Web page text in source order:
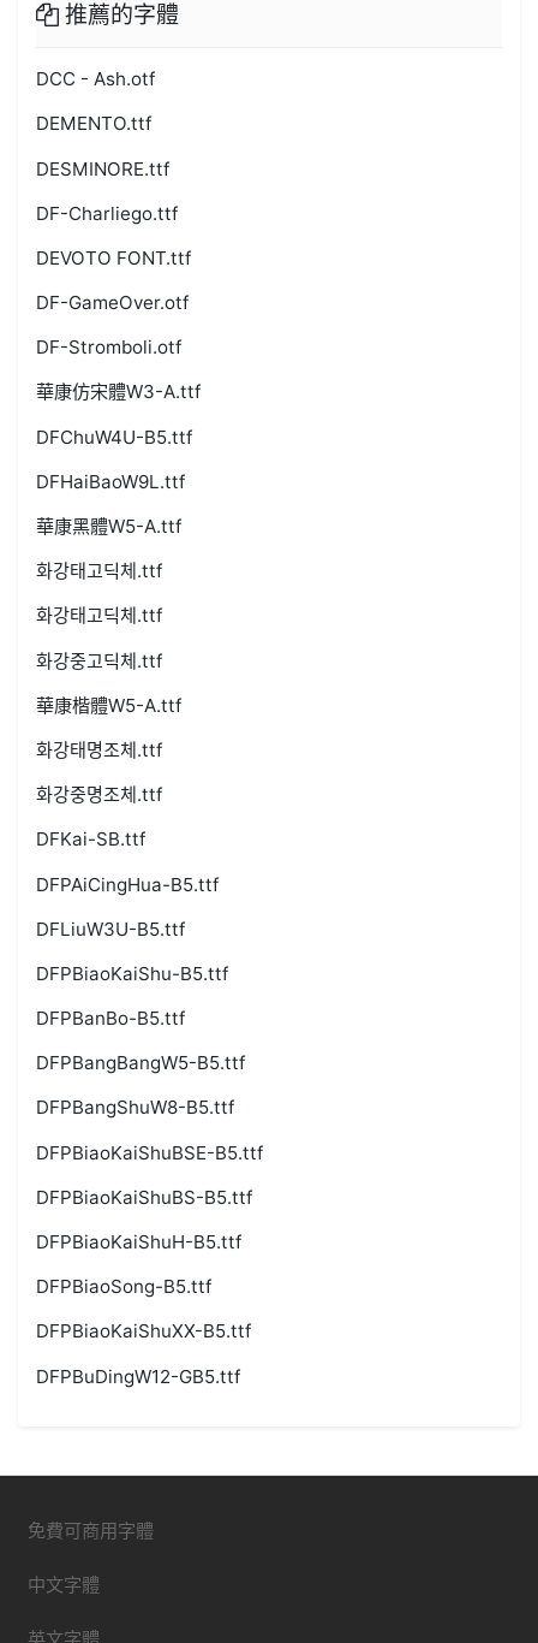
推薦的字體
DCC - Ash.otf
DEMENTO.ttf
DESMINORE.ttf
DF-Charliego.ttf
DEVOTO FONT.ttf
DF-GameOver.otf
DF-Stromboli.otf
華康仿宋體W3-A.ttf
DFChuW4U-B5.ttf
DFHaiBaoW9L.ttf
華康黑體W5-A.ttf
화강태고딕체.ttf
화강태고딕체.ttf
화강중고딕체.ttf
華康楷體W5-A.ttf
화강태명조체.ttf
화강중명조체.ttf
DFKai-SB.ttf
DFPAiCingHua-B5.ttf
DFLiuW3U-B5.ttf
DFPBiaoKaiShu-B5.ttf
DFPBanBo-B5.ttf
DFPBangBangW5-B5.ttf
DFPBangShuW8-B5.ttf
DFPBiaoKaiShuBSE-B5.ttf
DFPBiaoKaiShuBS-B5.ttf
DFPBiaoKaiShuH-B5.ttf
DFPBiaoSong-B5.ttf
DFPBiaoKaiShuXX-B5.ttf
DFPBuDingW12-GB5.ttf
免費可商用字體
中文字體